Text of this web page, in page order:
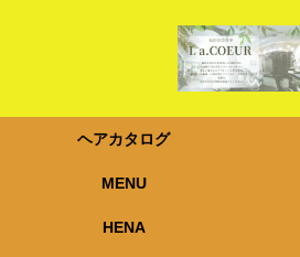
ヘアカタログ
MENU
HENA